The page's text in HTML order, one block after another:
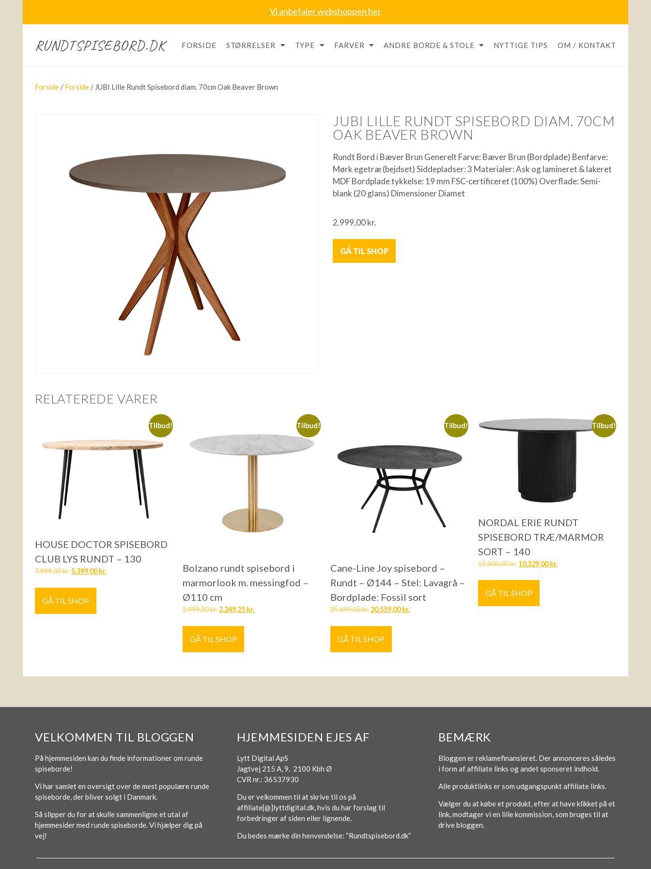
Vi anbefaler webshoppen her
RUNDTSPISEBORD.DK FORSIDE STØRRELSER TYPE FARVER ANDRE BORDE & STOLE NYTTIGE TIPS OM / KONTAKT
Forside / Forside / JUBI Lille Rundt Spisebord diam. 70cm Oak Beaver Brown
JUBI LILLE RUNDT SPISEBORD DIAM. 70CM
OAK BEAVER BROWN
Rundt Bord i Bæver Brun Generelt Farve: Bæver Brun (Bordplade) Benfarve:
Mørk egetræ (bejdset) Siddepladser: 3 Materialer: Ask og lamineret & lakeret
MDF Bordplade tykkelse: 19 mm FSC-certificeret (100%) Overflade: Semi-
blank (20 glans) Dimensioner Diamet
2.999,00kr.
GÅ TIL SHOP
RELATEREDE VARER
Tilbud!
HOUSE DOCTOR SPISEBORD
CLUB LYS RUNDT – 130
7.999,00kr. 5.399,00kr.
GÅ TIL SHOP
Tilbud!
Bolzano rundt spisebord i
marmorlook m. messingfod –
Ø110 cm
2.999,00kr. 2.249,25 kr.
GÅ TIL SHOP
Tilbud!
Cane-Line Joy spisebord –
Rundt – Ø144 – Stel: Lavagrå –
Bordplade: Fossil sort
25.699,00kr. 20.559,00kr.
GÅ TIL SHOP
Tilbud!
NORDAL ERIE RUNDT
SPISEBORD TRÆ/MARMOR
SORT – 140
15.500,00kr. 10.329,00kr.
GÅ TIL SHOP
VELKOMMEN TIL BLOGGEN
På hjemmesiden kan du finde informationer om runde
spiseborde!
Vi har samlet en oversigt over de mest populære runde
spiseborde, der bliver solgt i Danmark.
Så slipper du for at skulle sammenligne et utal af
hjemmesider med runde spiseborde. Vi hjælper dig på
vej!
HJEMMESIDEN EJES AF
Lytt Digital ApS
Jagtvej 215 A, 9. 2100 Kbh Ø
CVR nr.: 36537930
Du er velkommen til at skrive til os på
affiliate[@]lyttdigital.dk, hvis du har forslag til
forbedringer af siden eller lignende.
Du bedes mærke din henvendelse: “Rundtspisebord.dk”
BEMÆRK
Bloggen er reklamefinansieret. Der annonceres således
i form af affiliate links og andet sponseret indhold.
Alle produktlinks er som udgangspunkt affiliate links.
Vælger du at købe et produkt, efter at have klikket på et
link, modtager vi en lille kommission, som bruges til at
drive bloggen.